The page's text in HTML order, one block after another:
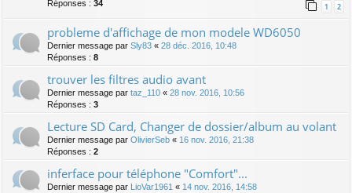
Réponses : 34 1 2
probleme d'affichage de mon modele WD6050
Dernier message par Sly83 « 28 déc. 2016, 10:48
Réponses : 8
trouver les filtres audio avant
Dernier message par taz_110 « 28 nov. 2016, 10:56
Réponses : 3
Lecture SD Card, Changer de dossier/album au volant
Dernier message par OlivierSeb « 16 nov. 2016, 21:38
Réponses : 2
inferface pour téléphone "Comfort"...
Dernier message par LioVar1961 « 14 nov. 2016, 14:58